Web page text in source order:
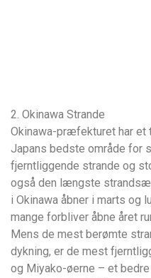
2. Okinawa Strande
Okinawa-præfekturet har et
Japans bedste område for
fjerntliggende strande og
også den længste
i Okinawa åbner i marts og
mange forbliver åbne året
Mens de mest berømte
dykning, er de mest
og Miyako-øerne – et